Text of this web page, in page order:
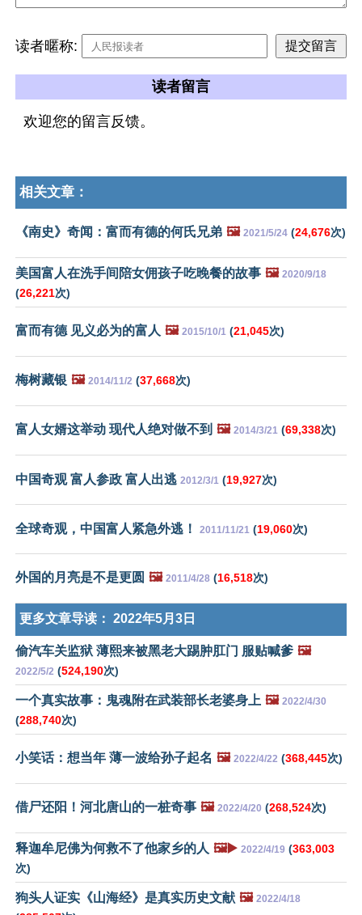
读者暱称:
读者留言
欢迎您的留言反馈。
相关文章：
《南史》奇闻：富而有德的何氏兄弟 🖼️ 2021/5/24 (24,676次)
美国富人在洗手间陪女佣孩子吃晚餐的故事 🖼️ 2020/9/18
(26,221次)
富而有德 见义必为的富人 🖼️ 2015/10/1 (21,045次)
梅树藏银 🖼️ 2014/11/2 (37,668次)
富人女婿这举动 现代人绝对做不到 🖼️ 2014/3/21 (69,338次)
中国奇观 富人参政 富人出逃 2012/3/1 (19,927次)
全球奇观，中国富人紧急外逃！ 2011/11/21 (19,060次)
外国的月亮是不是更圆 🖼️ 2011/4/28 (16,518次)
更多文章导读： 2022年5月3日
偷汽车关监狱 薄熙来被黑老大踢肿肛门 服贴喊爹 🖼️
2022/5/2 (524,190次)
一个真实故事：鬼魂附在武装部长老婆身上 🖼️ 2022/4/30
(288,740次)
小笑话：想当年 薄一波给孙子起名 🖼️ 2022/4/22 (368,445次)
借尸还阳！河北唐山的一桩奇事 🖼️ 2022/4/20 (268,524次)
释迦牟尼佛为何救不了他家乡的人 🖼️▶️ 2022/4/19 (363,003
次)
狗头人证实《山海经》是真实历史文献 🖼️ 2022/4/18